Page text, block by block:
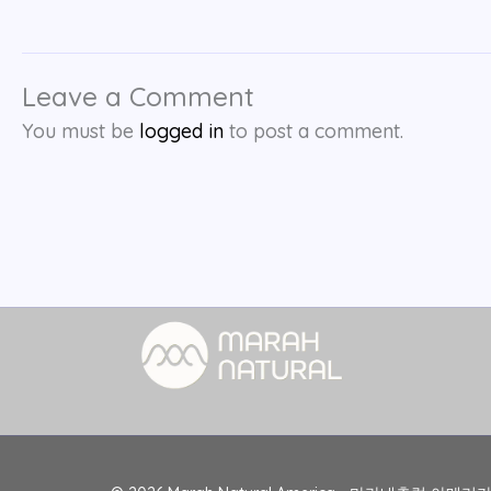
Leave a Comment
You must be logged in to post a comment.